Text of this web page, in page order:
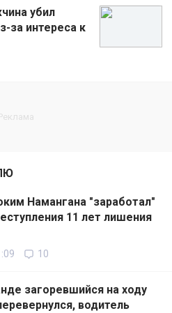
убил
за интереса к
Намангана "заработал"
11 лет лишения
10
загоревшийся на ходу
водитель